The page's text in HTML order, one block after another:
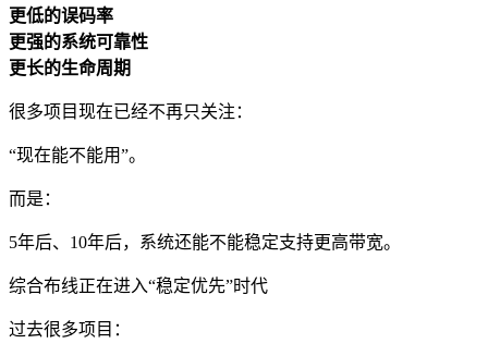
更低的误码率
更强的系统可靠性
更长的生命周期
很多项目现在已经不再只关注：
“现在能不能用”。
而是：
5年后、10年后，系统还能不能稳定支持更高带宽。
综合布线正在进入“稳定优先”时代
过去很多项目：